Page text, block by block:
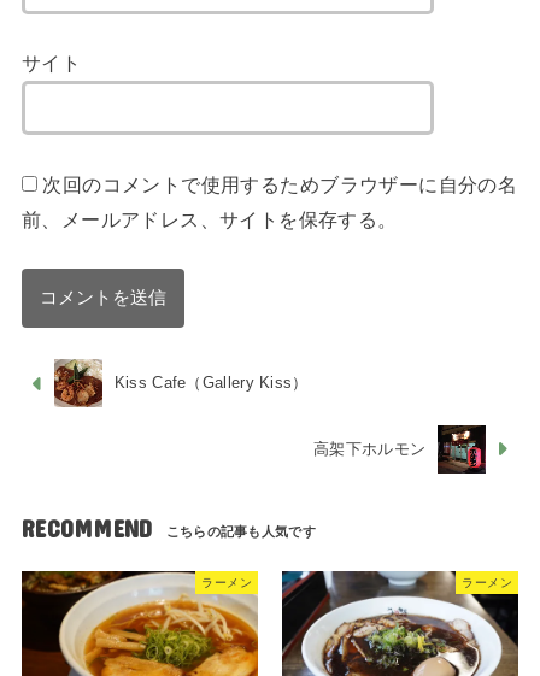
サイト
次回のコメントで使用するためブラウザーに自分の名
前、メールアドレス、サイトを保存する。
Kiss Cafe（Gallery Kiss）
高架下ホルモン
RECOMMEND
ラーメン ラーメン